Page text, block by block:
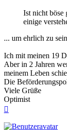
Ist nicht böse
einige
... um ehrlich zu
Ich mit meinen 19
Aber in 2 Jahren
meinem Leben
Die
Viele Grüße
Optimist